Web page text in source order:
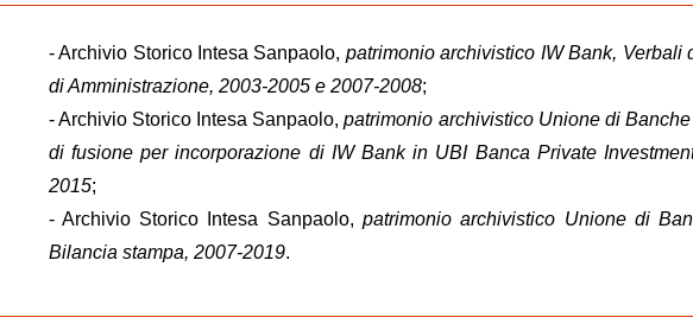
- Archivio Storico Intesa Sanpaolo, patrimonio archivistico IW Bank, Verbali
di Amministrazione, 2003-2005 e 2007-2008;
- Archivio Storico Intesa Sanpaolo,patrimonio archivistico Unione di
di fusione per incorporazione di IW Bank in UBI Banca Private
2015;
- Archivio Storico Intesa Sanpaolo,patrimonio archivistico Unione di
Bilancia stampa, 2007-2019.